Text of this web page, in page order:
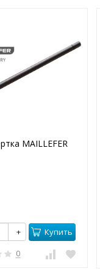
MAILLEFER
+ Купить
0